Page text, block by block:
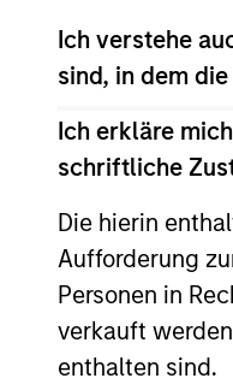
Ich verstehe
sind, in dem
Ich erkläre
schriftliche
Die hierin
Aufforderung
Personen in
verkauft
enthalten sind.
seine